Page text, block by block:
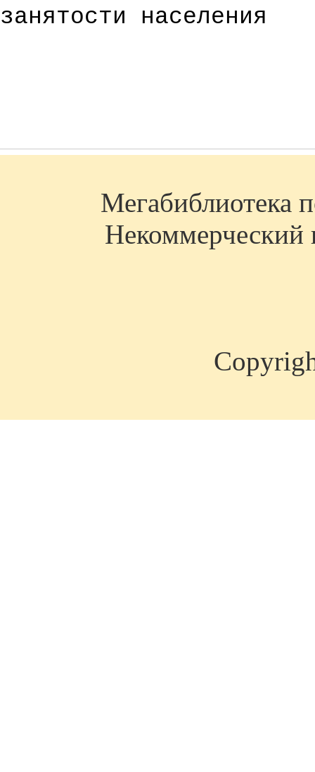
занятости населения
Мегабиблиотека
Некоммерческий